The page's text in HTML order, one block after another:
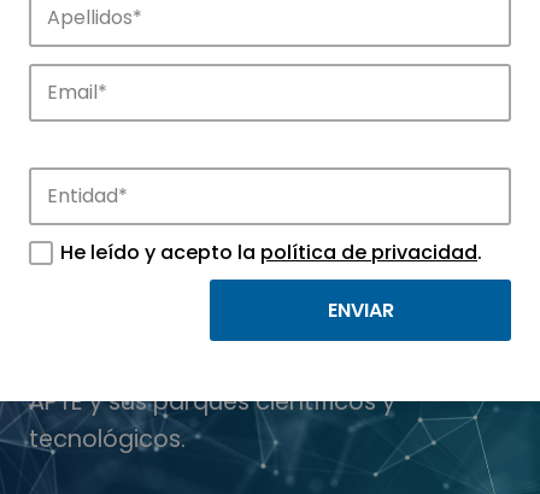
Noticias
APTE y sus parques científicos y
tecnológicos.
He leído y acepto la política de privacidad.